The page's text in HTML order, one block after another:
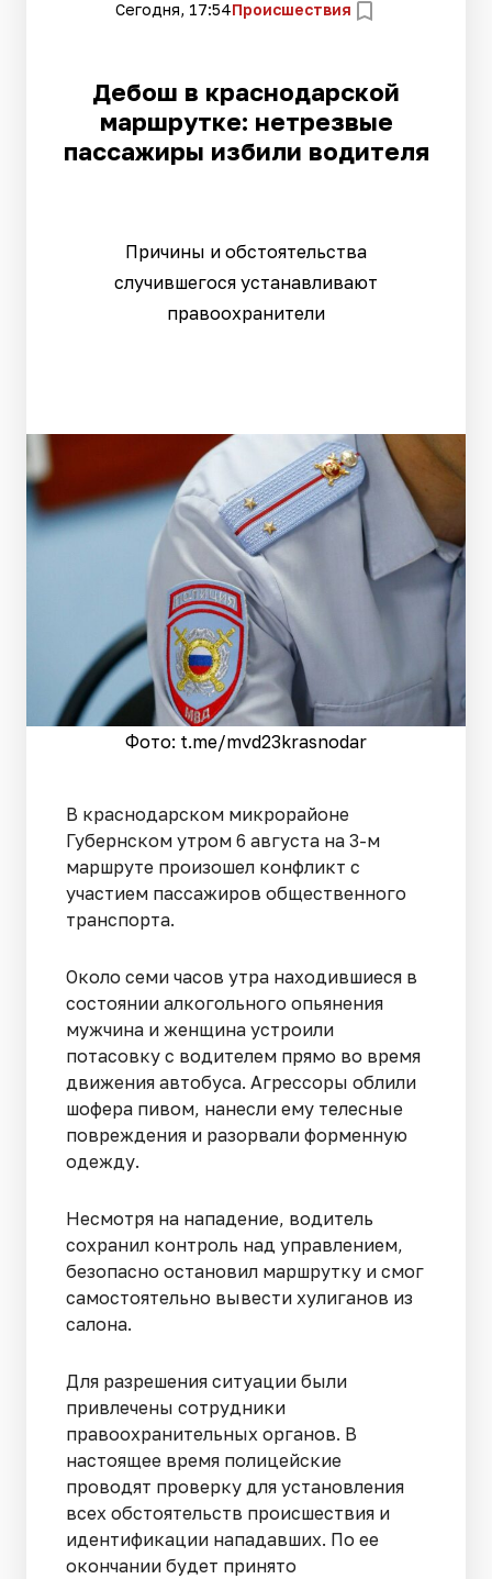
Сегодня, 17:54Происшествия
Дебош в краснодарской
маршрутке: нетрезвые
пассажиры избили водителя
Причины и обстоятельства
случившегося устанавливают
правоохранители
Фото: t.me/mvd23krasnodar
В краснодарском микрорайоне
Губернском утром 6 августа на 3-м
маршруте произошел конфликт с
участием пассажиров общественного
транспорта.
Около семи часов утра находившиеся в
состоянии алкогольного опьянения
мужчина и женщина устроили
потасовку с водителем прямо во время
движения автобуса. Агрессоры облили
шофера пивом, нанесли ему телесные
повреждения и разорвали форменную
одежду.
Несмотря на нападение, водитель
сохранил контроль над управлением,
безопасно остановил маршрутку и смог
самостоятельно вывести хулиганов из
салона.
Для разрешения ситуации были
привлечены сотрудники
правоохранительных органов. В
настоящее время полицейские
проводят проверку для установления
всех обстоятельств происшествия и
идентификации нападавших. По ее
окончании будет принято